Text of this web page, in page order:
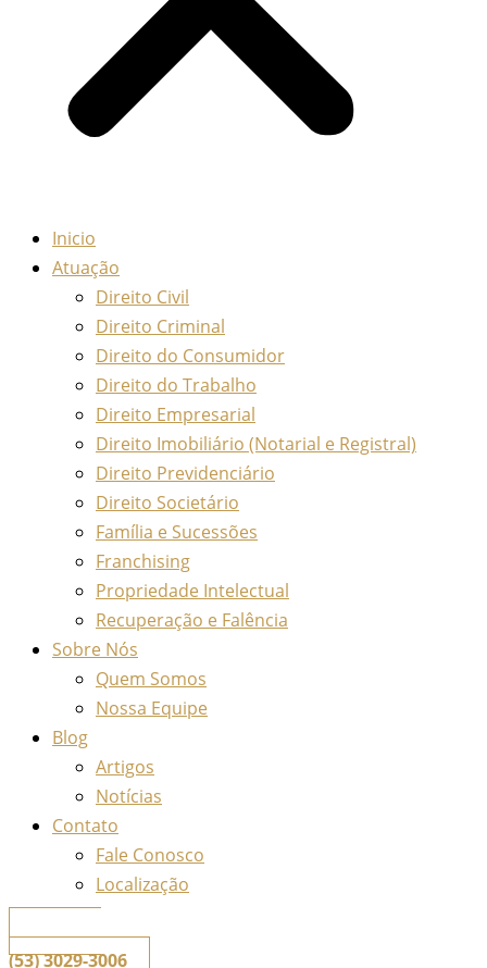
Inicio
Atuação
Direito Civil
Direito Criminal
Direito do Consumidor
Direito do Trabalho
Direito Empresarial
Direito Imobiliário (Notarial e Registral)
Direito Previdenciário
Direito Societário
Família e Sucessões
Franchising
Propriedade Intelectual
Recuperação e Falência
Sobre Nós
Quem Somos
Nossa Equipe
Blog
Artigos
Notícias
Contato
Fale Conosco
Localização
(53) 3029-3006